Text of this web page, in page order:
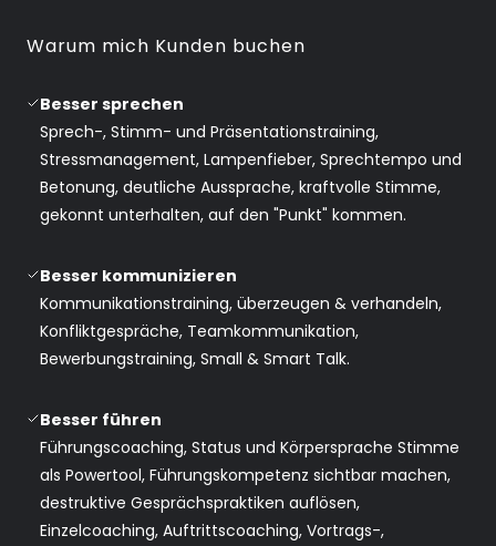
Warum mich Kunden buchen
Besser sprechen
Sprech-, Stimm- und Präsentationstraining,
Stressmanagement, Lampenfieber, Sprechtempo und
Betonung, deutliche Aussprache, kraftvolle Stimme,
gekonnt unterhalten, auf den "Punkt" kommen.
Besser kommunizieren
Kommunikationstraining, überzeugen & verhandeln,
Konfliktgespräche, Teamkommunikation,
Bewerbungstraining, Small & Smart Talk.
Besser führen
Führungscoaching, Status und Körpersprache Stimme
als Powertool, Führungskompetenz sichtbar machen,
destruktive Gesprächspraktiken auflösen,
Einzelcoaching, Auftrittscoaching, Vortrags-,